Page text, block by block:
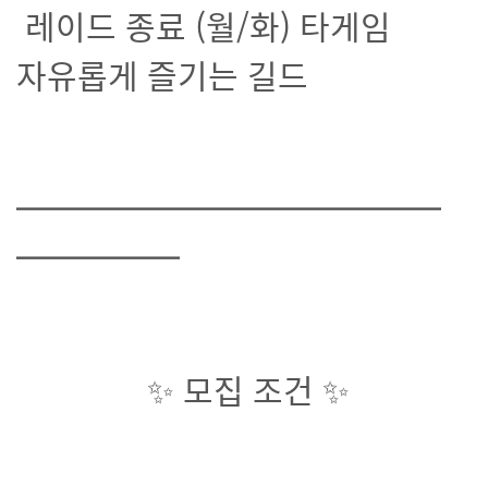
레이드 종료 (월/화) 타게임
자유롭게 즐기는 길드
━━━━━━━━━━━━━
━━━━━
✨ 모집 조건 ✨